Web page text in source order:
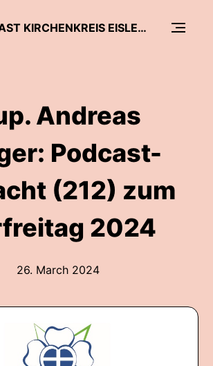
PODCAST KIRCHENKREIS EISLEBEN-SÖMMERDA
Andreas
Podcast-
(212) zum
2024
26. March 2024